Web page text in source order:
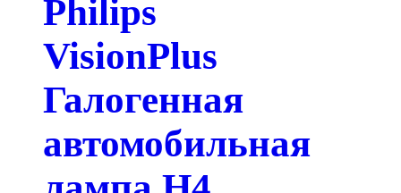
Philips
VisionPlus
Галогенная
автомобильная